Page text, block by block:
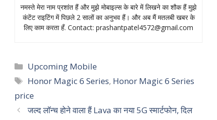
नमस्‍ते मेरा नाम प्रशांत हैं और मुझे मोबाइल्‍स के बारे में लिखने का शौक हैं मुझे
कंटेंट राइटिंग में पिछले 2 सालों का अनुभव हैं। और अब मैं मतलबी खबर के
लिए काम करता हँ. Contact: prashantpatel4572@gmail.com
Categories
Upcoming Mobile
Tags
Honor Magic 6 Series, Honor Magic 6 Series
price
जल्द लॉन्‍च होने वाला हैं Lava का नया 5G स्‍मार्टफोन, दिल